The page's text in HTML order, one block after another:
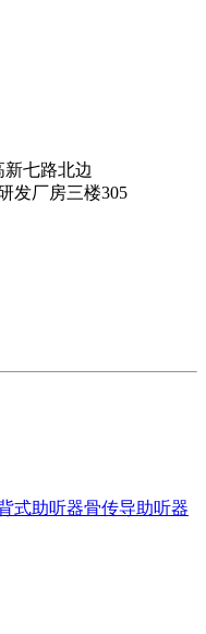
七路北边
发厂房三楼305
式助听器骨传导助听器